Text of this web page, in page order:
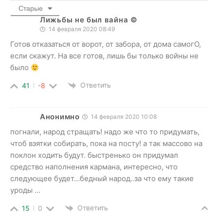
Старые
Лижьбы не был вайна ©
14 февраля 2020 08:49
Готов отказаться от ворот, от забора, от дома самогО,
если скажут. На все готов, лишь бы только войны не
было
41 -8 Ответить
Анонимно 14 февраля 2020 10:08
погнали, народ стращать! надо же что то придумать,
чтоб взятки собирать, пока на посту! а так массово на
поклон ходить будут. быстренько он придумал
средство наполнения кармана, интересно, что
следующее будет…бедный народ..за что ему такие
уроды …
15 0 Ответить